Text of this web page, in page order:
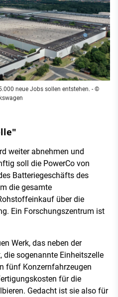
neue Jobs sollen entstehen. - ©
weiter abnehmen und
soll die PowerCo von
Batteriegeschäfts des
die gesamte
über die
Ein Forschungszentrum ist
Werk, das neben der
sogenannte Einheitszelle
fünf Konzernfahrzeugen
für die
Gedacht ist sie also für